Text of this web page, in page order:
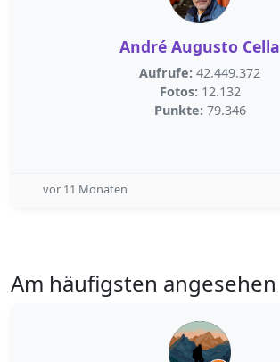
André Augusto Cella
Aufrufe: 42.449.372
Fotos: 12.132
Punkte: 79.346
vor 11 Monaten
Am häufigsten angesehen